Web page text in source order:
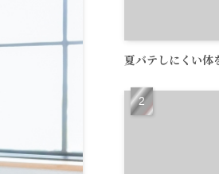
夏バテしにくい体